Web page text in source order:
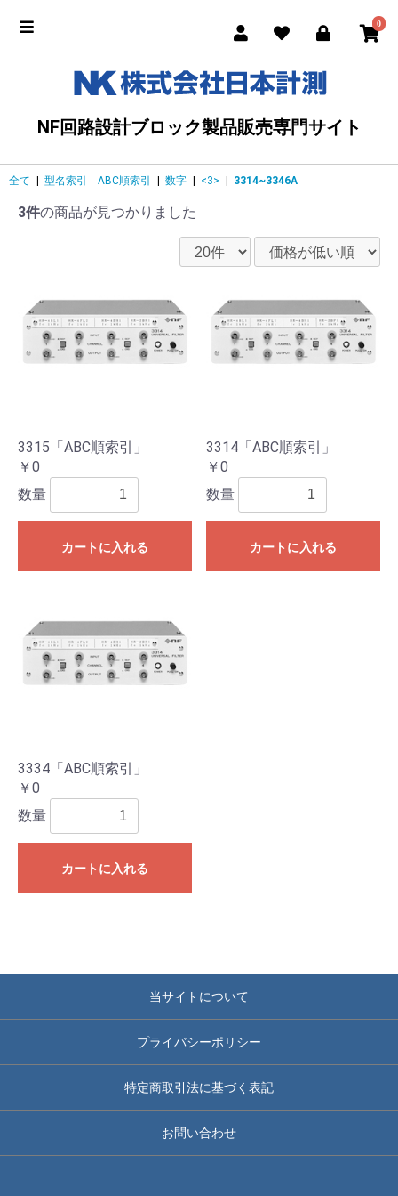
0
NF回路設計ブロック製品販売専門サイト
全て 型名索引 ABC順索引 数字 <3> 3314~3346A
3件の商品が見つかりました
3315「ABC順索引」
￥0
数量
カートに入れる
3314「ABC順索引」
￥0
数量
カートに入れる
3334「ABC順索引」
￥0
数量
カートに入れる
当サイトについて
プライバシーポリシー
特定商取引法に基づく表記
お問い合わせ